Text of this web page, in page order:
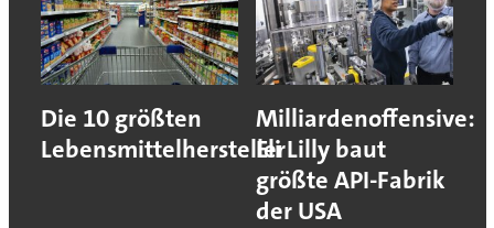
Die 10 größten
Lebensmittelhersteller
Milliardenoffensive:
Eli Lilly baut
größte API-Fabrik
der USA